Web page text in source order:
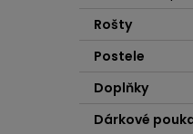
Rošty
Postele
Doplňky
Dárkové